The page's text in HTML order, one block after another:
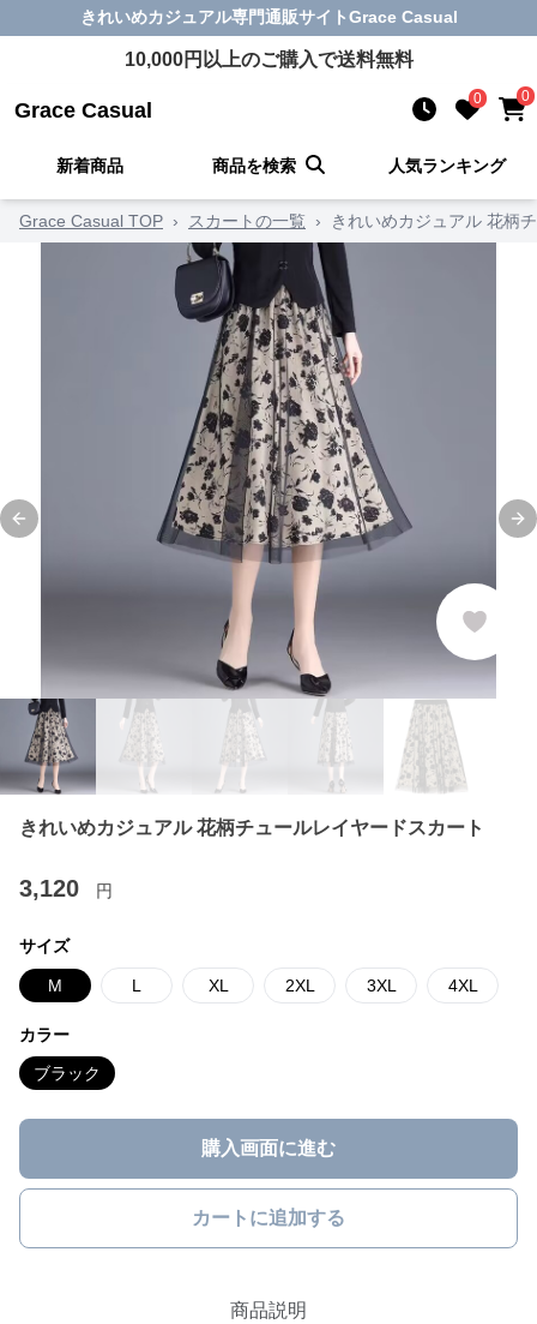
きれいめカジュアル専門通販サイトGrace Casual
10,000円以上のご購入で送料無料
Grace Casual 0 0
新着商品 商品を検索 人気ランキング
Grace Casual TOP › スカートの一覧 › きれいめカジュアル 花柄
Previous slide
きれいめカジュアル 花柄チュールレイヤードスカート
3,120 円
サイズ
M L XL 2XL 3XL 4XL
カラー
ブラック
購入画面に進む
カートに追加する
商品説明